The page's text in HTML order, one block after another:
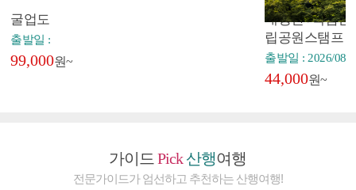
굴업도
출발일 :
99,000원~
내장산+백암산
립공원스탬프
출발일 : 2026/08/
44,000원~
가이드Pick 산행여행
전문가이드가 엄선하고 추천하는 산행여행!